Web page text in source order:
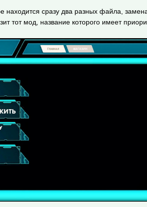
находится сразу два разных файла,
тот мод, название которого имеет